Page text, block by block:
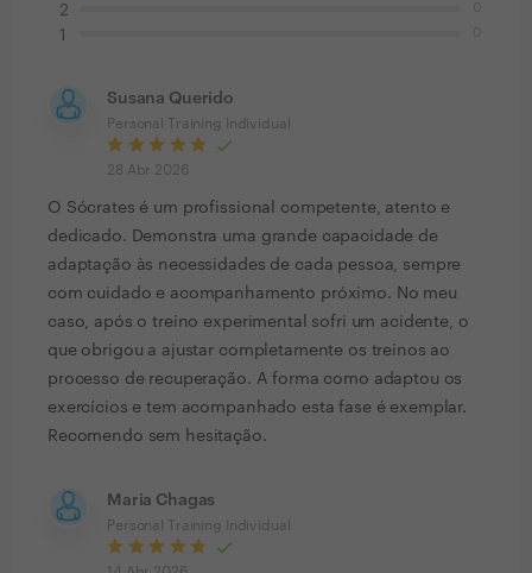
2
1
Susana Querido
Personal Training Individual
28 Abr 2026
O Sócrates é um profissional competente, atento e
dedicado. Demonstra uma grande capacidade de
adaptação às necessidades de cada pessoa, sempre
com cuidado e acompanhamento próximo. No meu
caso, após o treino experimental sofri um acidente, o
que obrigou a ajustar completamente os treinos ao
processo de recuperação. A forma como adaptou os
exercícios e tem acompanhado esta fase é exemplar.
Recomendo sem hesitação.
Maria Chagas
Personal Training Individual